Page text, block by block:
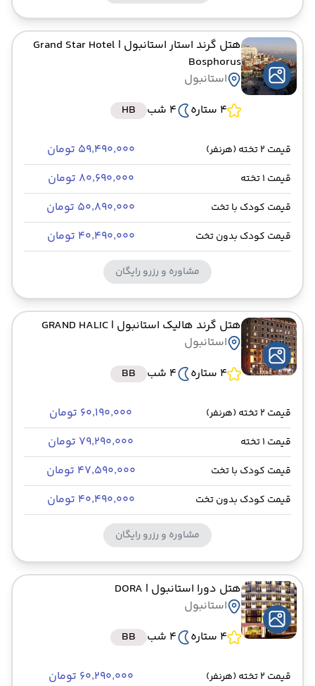
هتل گرند استار استانبول | Grand Star Hotel
Bosphorus
استانبول
4 ستاره
4 شب HB
قیمت 2 تخته (هرنفر) ۵۹٬۴۹۰٬۰۰۰ تومان
قیمت 1 تخته ۸۰٬۶۹۰٬۰۰۰ تومان
قیمت کودک با تخت ۵۰٬۸۹۰٬۰۰۰ تومان
قیمت کودک بدون تخت ۴۰٬۴۹۰٬۰۰۰ تومان
مشاوره و رزرو رایگان
هتل گرند هالیک استانبول | GRAND HALIC
استانبول
4 ستاره
4 شب BB
قیمت 2 تخته (هرنفر) ۶۰٬۱۹۰٬۰۰۰ تومان
قیمت 1 تخته ۷۹٬۲۹۰٬۰۰۰ تومان
قیمت کودک با تخت ۴۷٬۵۹۰٬۰۰۰ تومان
قیمت کودک بدون تخت ۴۰٬۴۹۰٬۰۰۰ تومان
مشاوره و رزرو رایگان
هتل دورا استانبول | DORA
استانبول
4 ستاره
4 شب BB
قیمت 2 تخته (هرنفر) ۶۰٬۲۹۰٬۰۰۰ تومان